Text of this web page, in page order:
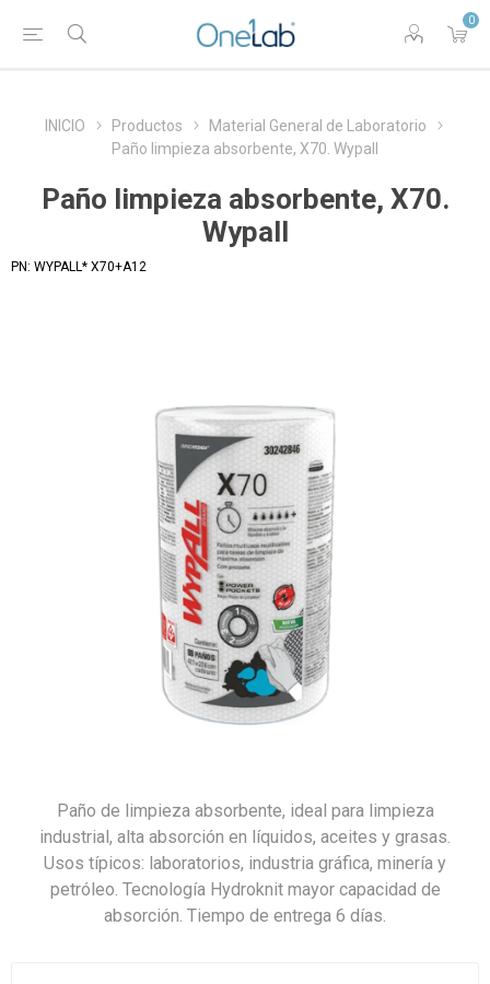
0
INICIO Productos
Material General de Laboratorio
Paño limpieza absorbente, X70. Wypall
Paño limpieza absorbente, X70.
Wypall
PN: WYPALL* X70+A12
Paño de limpieza absorbente, ideal para limpieza
industrial, alta absorción en líquidos, aceites y grasas.
Usos típicos: laboratorios, industria gráfica, minería y
petróleo. Tecnología Hydroknit mayor capacidad de
absorción. Tiempo de entrega 6 días.